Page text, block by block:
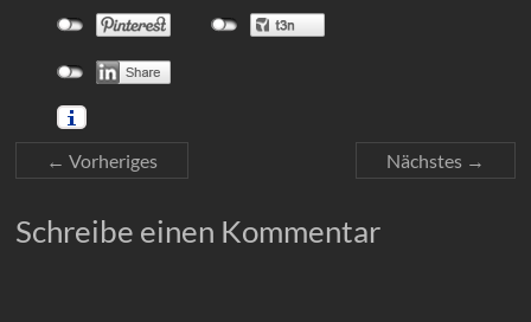
← Vorheriges Nächstes →
Schreibe einen Kommentar